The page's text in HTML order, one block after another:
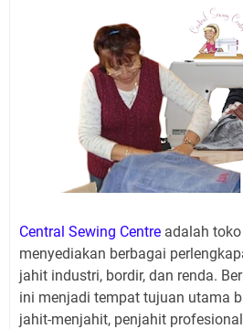
Central Sewing Centre adalah
menyediakan berbagai
jahit industri, bordir, dan renda.
ini menjadi tempat tujuan utama
jahit-menjahit, penjahit